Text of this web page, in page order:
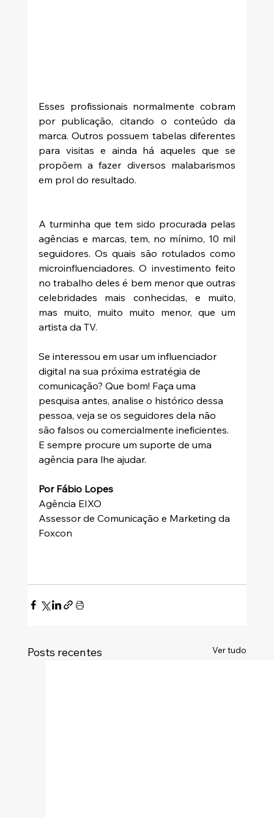
Esses profissionais normalmente cobram
por publicação, citando o conteúdo da
marca. Outros possuem tabelas diferentes
para visitas e ainda há aqueles que se
propõem a fazer diversos malabarismos
em prol do resultado.
A turminha que tem sido procurada pelas
agências e marcas, tem, no mínimo, 10 mil
seguidores. Os quais são rotulados como
microinfluenciadores. O investimento feito
no trabalho deles é bem menor que outras
celebridades mais conhecidas, e muito,
mas muito, muito muito menor, que um
artista da TV.
Se interessou em usar um influenciador
digital na sua próxima estratégia de
comunicação? Que bom! Faça uma
pesquisa antes, analise o histórico dessa
pessoa, veja se os seguidores dela não
são falsos ou comercialmente ineficientes.
E sempre procure um suporte de uma
agência para lhe ajudar.
Por Fábio Lopes
Agência EIXO
Assessor de Comunicação e Marketing da
Foxcon
Posts recentes Ver tudo